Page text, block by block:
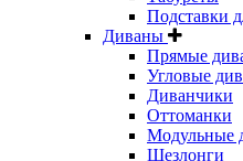
Подставки
Диваны
Прямые
Угловые
Диванчики
Оттоманки
Модульные
Шезлонги